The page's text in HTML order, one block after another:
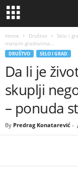
Home Društvo Selo i
manjim gradovima...
DRUŠTVO SELO I GRAD
Da li je
skuplji
– ponuda
By Predrag Konatarević -